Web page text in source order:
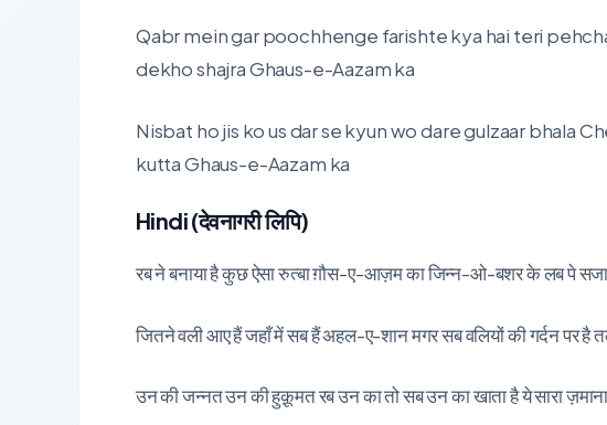
Qabr mein gar poochhenge farishte kya hai teri
dekho shajra Ghaus-e-Aazam ka
Nisbat ho jis ko us dar se kyun wo dare gulzaar bhala
kutta Ghaus-e-Aazam ka
Hindi (देवनागरी लिपि)
रब ने बनाया है कुछ ऐसा रुत्बा ग़ौस-ए-आज़म का जिन्न-ओ-बशर के लब पे
जितने वली आए हैं जहाँ में सब हैं अहल-ए-शान मगर सब वलियों की गर्दन पर है
उन की जन्नत उन की हुक़ूमत रब उन का तो सब उन का खाता है ये सारा